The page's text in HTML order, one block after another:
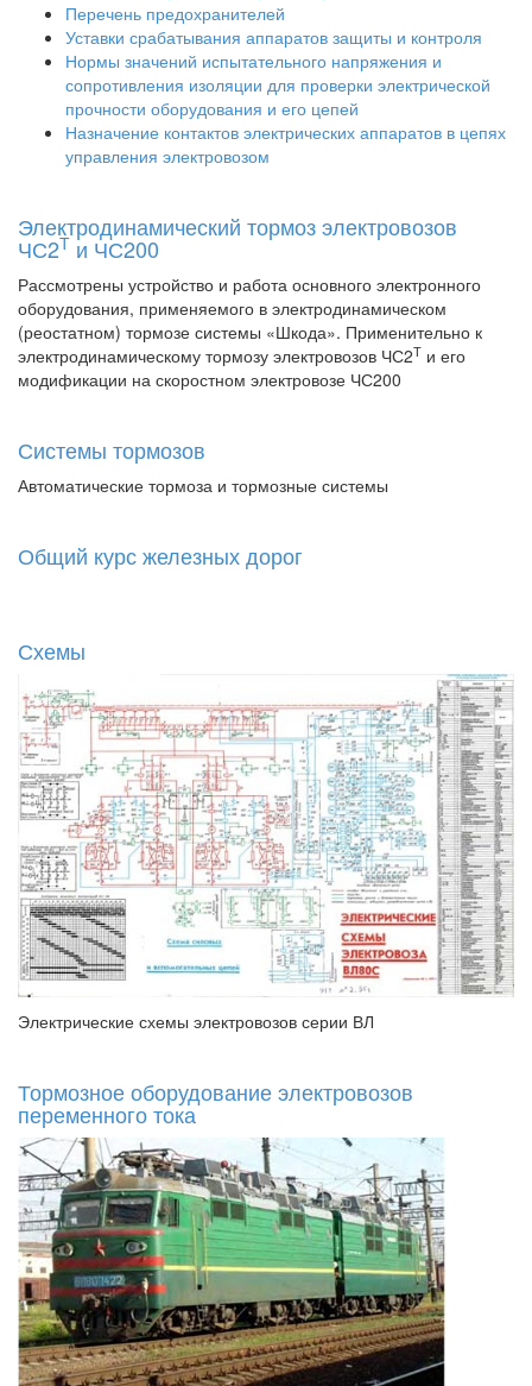
Перечень предохранителей
Уставки срабатывания аппаратов защиты и контроля
Нормы значений испытательного напряжения и
сопротивления изоляции для проверки электрической
прочности оборудования и его цепей
Назначение контактов электрических аппаратов в цепях
управления электровозом
Электродинамический тормоз электровозов
ЧС2Т и ЧС200
Рассмотрены устройство и работа основного электронного
оборудования, применяемого в электродинамическом
(реостатном) тормозе системы «Шкода». Применительно к
электродинамическому тормозу электровозов ЧС2Т и его
модификации на скоростном электровозе ЧС200
Системы тормозов
Автоматические тормоза и тормозные системы
Общий курс железных дорог
Схемы
Электрические схемы электровозов серии ВЛ
Тормозное оборудование электровозов
переменного тока